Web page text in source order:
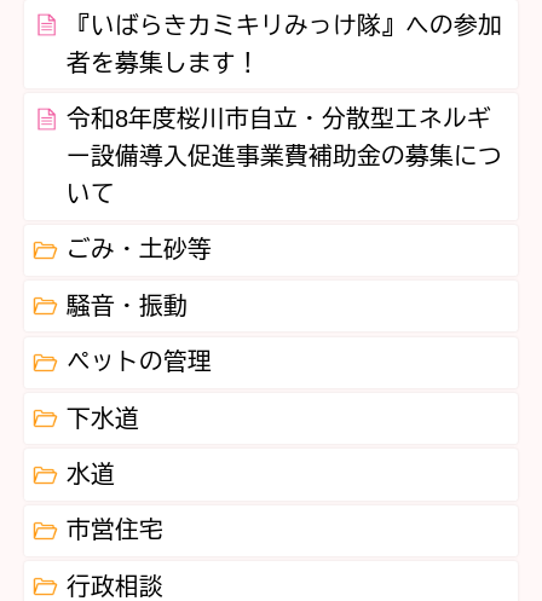
『いばらきカミキリみっけ隊』への参加
者を募集します！
令和8年度桜川市自立・分散型エネルギ
ー設備導入促進事業費補助金の募集につ
いて
ごみ・土砂等
騒音・振動
ペットの管理
下水道
水道
市営住宅
行政相談